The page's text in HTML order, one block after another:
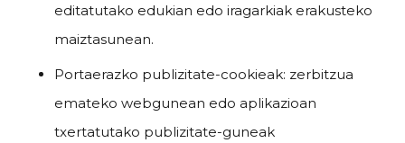
editatutako edukian edo iragarkiak erakusteko
maiztasunean.
Portaerazko publizitate-cookieak: zerbitzua
emateko webgunean edo aplikazioan
txertatutako publizitate-guneak